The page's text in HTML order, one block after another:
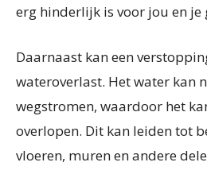
erg hinderlijk is voor jou en je
Daarnaast kan een
wateroverlast. Het water kan
wegstromen, waardoor het
overlopen. Dit kan leiden tot
vloeren, muren en andere